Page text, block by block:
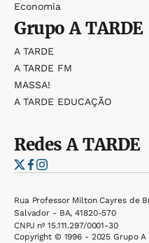
Economia
GrupoA TARDE
A TARDE
A TARDE FM
MASSA!
A TARDE EDUCAÇÃO
RedesA TARDE
Rua Professor Milton Cayres de
Salvador - BA, 41820-570
CNPJ nº 15.111.297/0001-30
Copyright © 1996 - 2025 Grupo A